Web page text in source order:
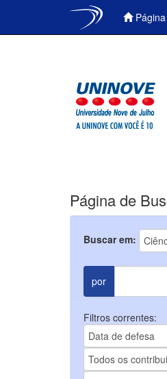
Página
Página de
Buscar em:
por
Filtros correntes: